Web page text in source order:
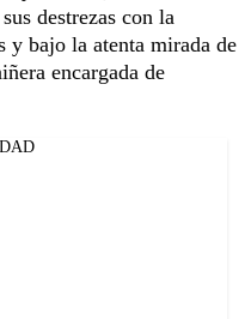
destrezas con la
y bajo la atenta mirada de
encargada de